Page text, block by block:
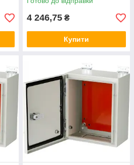
шафа
4 246,75 ₴
Купити